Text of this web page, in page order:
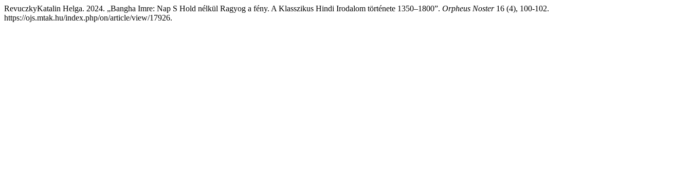
RevuczkyKatalin Helga. 2024. „Bangha Imre: Nap S Hold nélkül Ragyog a fény. A Klasszikus Hindi Irodalom története 1350–1800”. Orpheus Noster16 (4), 100-102.
https://ojs.mtak.hu/index.php/on/article/view/17926.